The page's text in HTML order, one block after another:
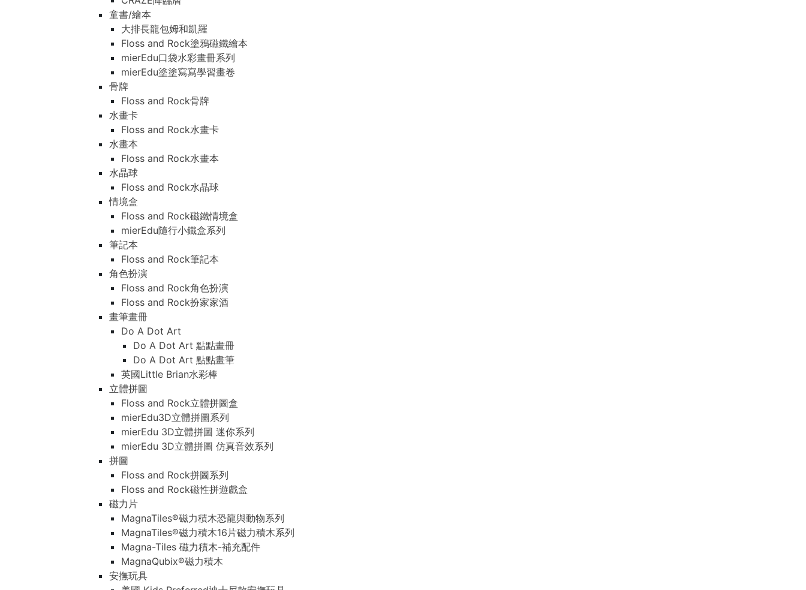
童書/繪本
大排長龍包姆和凱羅
Floss and Rock塗鴉磁鐵繪本
mierEdu口袋水彩畫冊系列
mierEdu塗塗寫寫學習畫卷
骨牌
Floss and Rock骨牌
水畫卡
Floss and Rock水畫卡
水畫本
Floss and Rock水畫本
水晶球
Floss and Rock水晶球
情境盒
Floss and Rock磁鐵情境盒
mierEdu隨行小鐵盒系列
筆記本
Floss and Rock筆記本
角色扮演
Floss and Rock角色扮演
Floss and Rock扮家家酒
畫筆畫冊
Do A Dot Art
Do A Dot Art 點點畫冊
Do A Dot Art 點點畫筆
英國Little Brian水彩棒
立體拼圖
Floss and Rock立體拼圖盒
mierEdu3D立體拼圖系列
mierEdu 3D立體拼圖 迷你系列
mierEdu 3D立體拼圖 仿真音效系列
拼圖
Floss and Rock拼圖系列
Floss and Rock磁性拼遊戲盒
磁力片
MagnaTiles®磁力積木恐龍與動物系列
MagnaTiles®磁力積木16片磁力積木系列
Magna-Tiles 磁力積木-補充配件
MagnaQubix®磁力積木
安撫玩具